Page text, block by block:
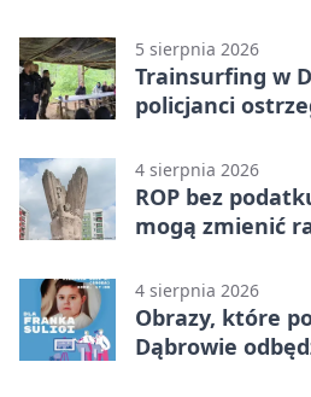
5 sierpnia 2026
Trainsurfing w
policjanci
4 sierpnia 2026
ROP bez
mogą zmienić
4 sierpnia 2026
Obrazy, które
Dąbrowie